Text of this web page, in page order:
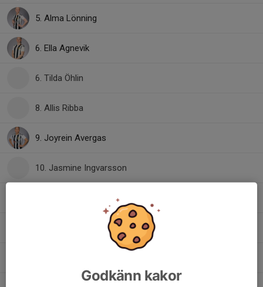
5. Alma Lönning
6. Ella Agnevik
6. Tilda Öhlin
8. Allis Ribba
9. Joyrein Avergas
10. Jasmine Ingvarsson
Godkänn kakor